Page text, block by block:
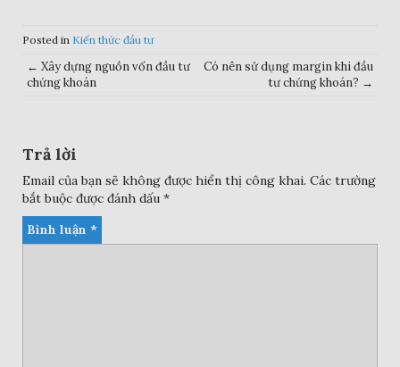
Posted in Kiến thức đầu tư
Post
← Xây dựng nguồn vốn đầu tư
chứng khoán
Có nên sử dụng margin khi đầu
tư chứng khoán? →
Trả lời
Email của bạn sẽ không được hiển thị công khai. Các trường
bắt buộc được đánh dấu *
Bình luận *